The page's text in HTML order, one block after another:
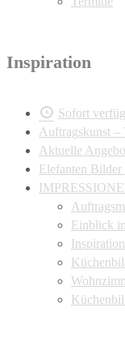
Inspiration
Sofort
Auftragskunst –
Aktuelle
Elefanten
Einblick